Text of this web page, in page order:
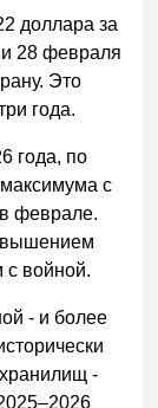
доллара за
28 февраля
Это
года.
года, по
с
в феврале.
с войной.
- и более
-